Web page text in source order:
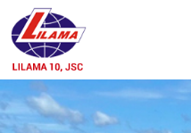
Skip to main content